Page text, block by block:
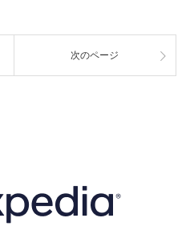
次のページ